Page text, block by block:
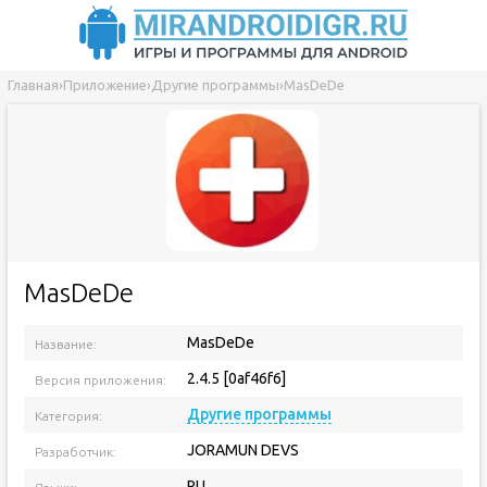
Главная›Приложение› Другие программы›MasDeDe
MasDeDe
Название: MasDeDe
Версия приложения: 2.4.5 [0af46f6]
Категория: Другие программы
Разработчик: JORAMUN DEVS